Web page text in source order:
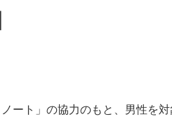
ス専門サイト
ト」の協力のもと、男性を対